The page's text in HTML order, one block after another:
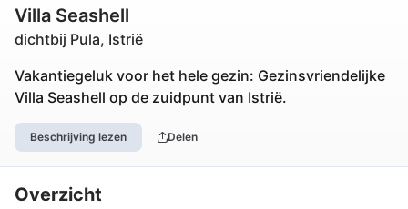
Villa Seashell
dichtbij Pula, Istrië
Vakantiegeluk voor het hele gezin: Gezinsvriendelijke
Villa Seashell op de zuidpunt van Istrië.
Beschrijving lezen Delen
Overzicht